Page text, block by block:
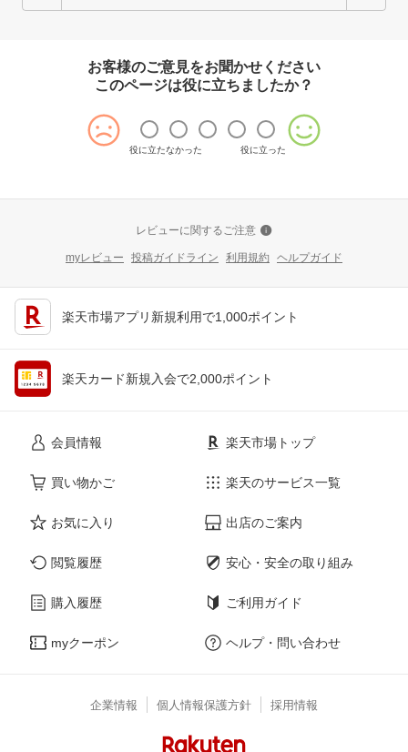
お客様のご意見をお聞かせください
このページは役に立ちましたか？
役に立たなかった 役に立った
レビューに関するご注意
myレビュー 投稿ガイドライン 利用規約 ヘルプガイド
楽天市場アプリ新規利用で1,000ポイント
楽天カード新規入会で2,000ポイント
会員情報
買い物かご
お気に入り
閲覧履歴
購入履歴
myクーポン
楽天市場トップ
楽天のサービス一覧
出店のご案内
安心・安全の取り組み
ご利用ガイド
ヘルプ・問い合わせ
企業情報 個人情報保護方針 採用情報